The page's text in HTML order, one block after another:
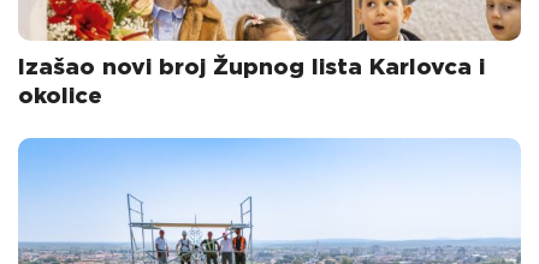
Izašao novi broj Župnog lista Karlovca i
okolice